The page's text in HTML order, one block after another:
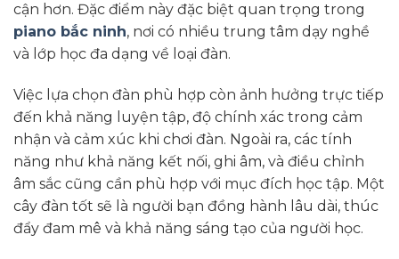
cận hơn. Đặc điểm này đặc biệt quan trọng trong
piano bắc ninh, nơi có nhiều trung tâm dạy nghề
và lớp học đa dạng về loại đàn.
Việc lựa chọn đàn phù hợp còn ảnh hưởng trực tiếp
đến khả năng luyện tập, độ chính xác trong cảm
nhận và cảm xúc khi chơi đàn. Ngoài ra, các tính
năng như khả năng kết nối, ghi âm, và điều chỉnh
âm sắc cũng cần phù hợp với mục đích học tập. Một
cây đàn tốt sẽ là người bạn đồng hành lâu dài, thúc
đẩy đam mê và khả năng sáng tạo của người học.